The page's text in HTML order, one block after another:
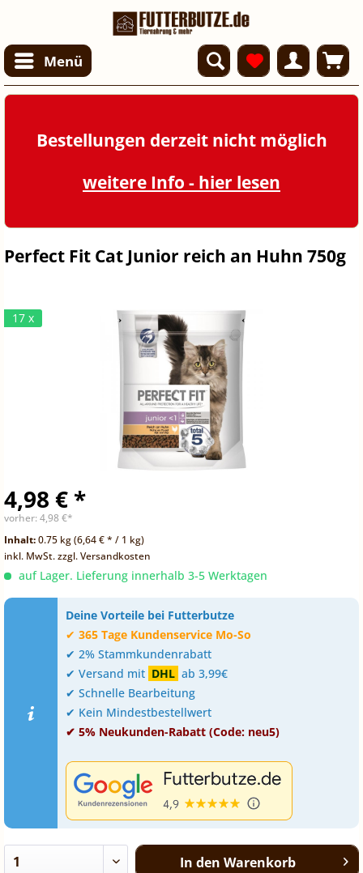
Menü
Bestellungen derzeit nicht möglich
weitere Info - hier lesen
Perfect Fit Cat Junior reich an Huhn 750g
17 x
4,98 € *
vorher: 4,98 €*
Inhalt:0.75 kg (6,64 € * / 1 kg)
inkl. MwSt.zzgl. Versandkosten
auf Lager. Lieferung innerhalb 3-5 Werktagen
Deine Vorteile bei Futterbutze
✔ 365 Tage Kundenservice Mo-So
✔ 2% Stammkundenrabatt
✔ Versand mit DHL ab 3,99€
✔ Schnelle Bearbeitung
✔ Kein Mindestbestellwert
✔ 5% Neukunden-Rabatt (Code: neu5)
In den Warenkorb